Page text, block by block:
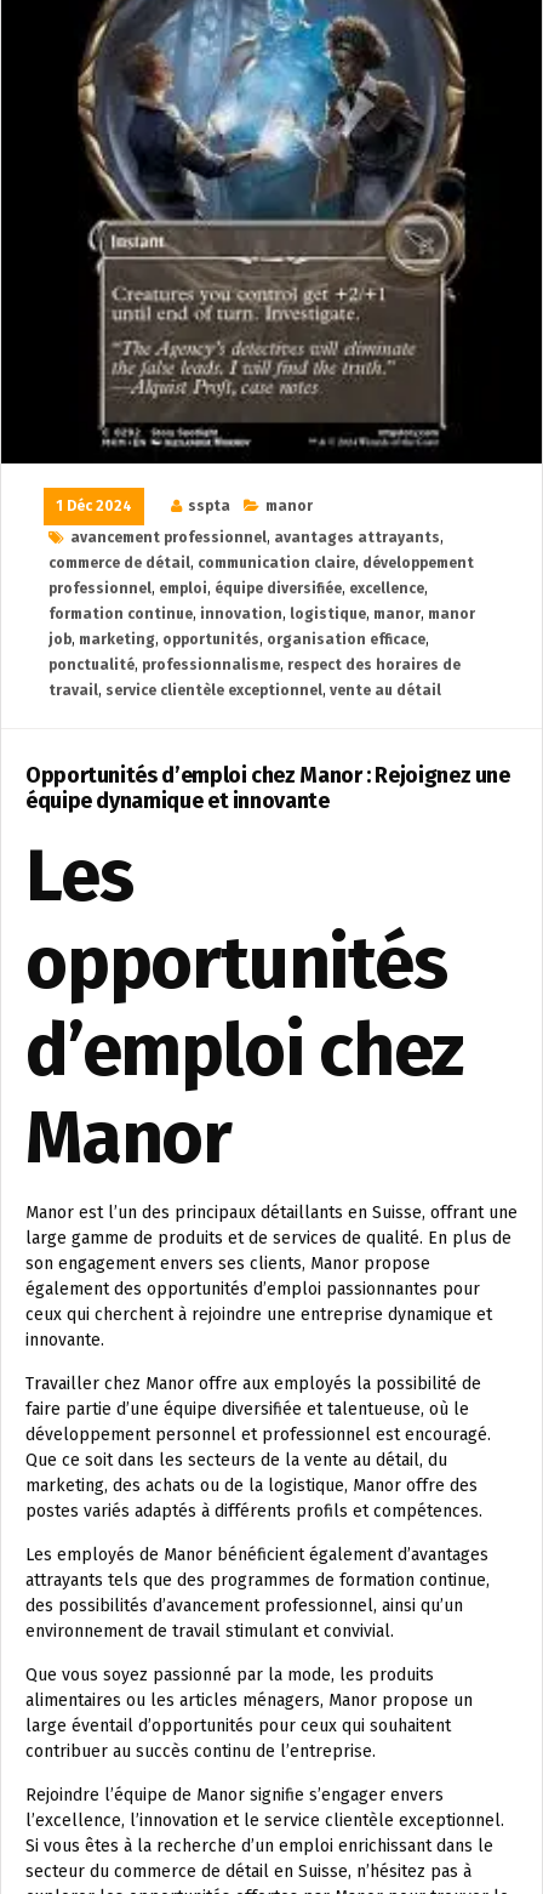
1 Déc 2024 sspta
manor
avancement professionnel, avantages attrayants,
commerce de détail, communication claire, développement
professionnel, emploi, équipe diversifiée, excellence,
formation continue, innovation, logistique, manor, manor
job, marketing, opportunités, organisation efficace,
ponctualité, professionnalisme, respect des horaires de
travail, service clientèle exceptionnel, vente au détail
Opportunités d’emploi chez Manor : Rejoignez une
équipe dynamique et innovante
Les
opportunités
d’emploi chez
Manor
Manor est l’un des principaux détaillants en Suisse, offrant une
large gamme de produits et de services de qualité. En plus de
son engagement envers ses clients, Manor propose
également des opportunités d’emploi passionnantes pour
ceux qui cherchent à rejoindre une entreprise dynamique et
innovante.
Travailler chez Manor offre aux employés la possibilité de
faire partie d’une équipe diversifiée et talentueuse, où le
développement personnel et professionnel est encouragé.
Que ce soit dans les secteurs de la vente au détail, du
marketing, des achats ou de la logistique, Manor offre des
postes variés adaptés à différents profils et compétences.
Les employés de Manor bénéficient également d’avantages
attrayants tels que des programmes de formation continue,
des possibilités d’avancement professionnel, ainsi qu’un
environnement de travail stimulant et convivial.
Que vous soyez passionné par la mode, les produits
alimentaires ou les articles ménagers, Manor propose un
large éventail d’opportunités pour ceux qui souhaitent
contribuer au succès continu de l’entreprise.
Rejoindre l’équipe de Manor signifie s’engager envers
l’excellence, l’innovation et le service clientèle exceptionnel.
Si vous êtes à la recherche d’un emploi enrichissant dans le
secteur du commerce de détail en Suisse, n’hésitez pas à